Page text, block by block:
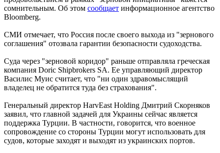
сомнительным. Об этом сообщает информационное агентство
Bloomberg.
СМИ отмечает, что Россия после своего выхода из "зернового
соглашения" отозвала гарантии безопасности судоходства.
Суда через "зерновой коридор" раньше отправляла греческая
компания Doric Shipbrokers SA. Ее управляющий директор
Василис Муис считает, что "ни один здравомыслящий
владелец не обратится туда без страхования".
Генеральный директор HarvEast Holding Дмитрий Скорняков
заявил, что главной задачей для Украины сейчас является
поддержка Турции. В частности, говорится, что военное
сопровождение со стороны Турции могут использовать для
судов, которые заходят и выходят из украинских портов.